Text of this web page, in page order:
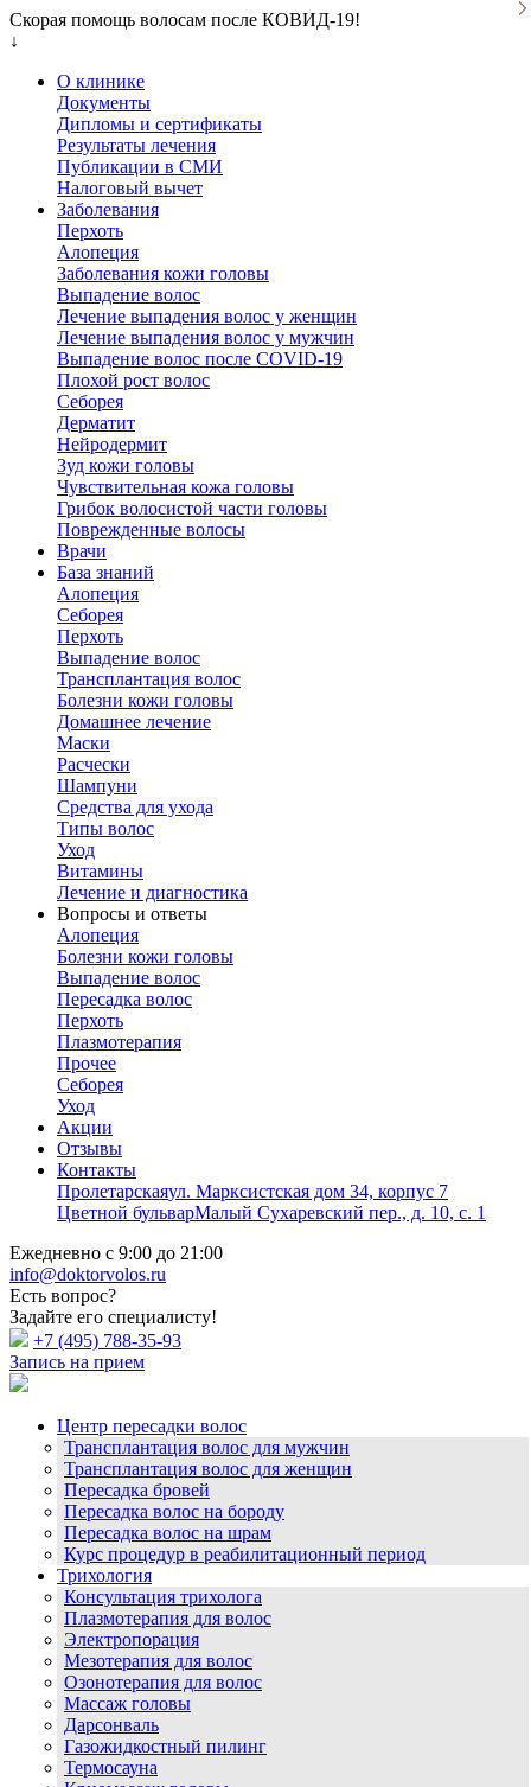
Скорая помощь волосам после КОВИД-19!
↓
О клинике
Документы
Дипломы и сертификаты
Результаты лечения
Публикации в СМИ
Налоговый вычет
Заболевания
Перхоть
Алопеция
Заболевания кожи головы
Выпадение волос
Лечение выпадения волос у женщин
Лечение выпадения волос у мужчин
Выпадение волос после COVID-19
Плохой рост волос
Cеборея
Дерматит
Нейродермит
Зуд кожи головы
Чувствительная кожа головы
Грибок волосистой части головы
Поврежденные волосы
Врачи
База знаний
Алопеция
Себорея
Перхоть
Выпадение волос
Трансплантация волос
Болезни кожи головы
Домашнее лечение
Маски
Расчески
Шампуни
Средства для ухода
Типы волос
Уход
Витамины
Лечение и диагностика
Вопросы и ответы
Алопеция
Болезни кожи головы
Выпадение волос
Пересадка волос
Перхоть
Плазмотерапия
Прочее
Себорея
Уход
Акции
Отзывы
Контакты
Пролетарскаяул. Марксистская дом 34, корпус 7
Цветной бульварМалый Сухаревский пер., д. 10, с. 1
Ежедневно с 9:00 до 21:00
info@doktorvolos.ru
Есть вопрос?
Задайте его специалисту!
+7 (495) 788-35-93
Запись на прием
Центр пересадки волос
Трансплантация волос для мужчин
Трансплантация волос для женщин
Пересадка бровей
Пересадка волос на бороду
Пересадка волос на шрам
Курс процедур в реабилитационный период
Трихология
Консультация трихолога
Плазмотерапия для волос
Электропорация
Мезотерапия для волос
Озонотерапия для волос
Массаж головы
Дарсонваль
Газожидкостный пилинг
Термосауна